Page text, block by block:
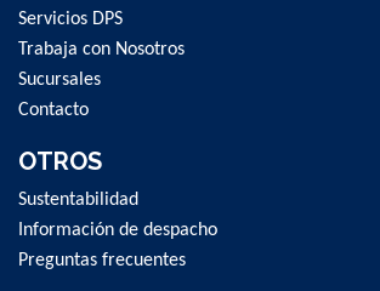
Servicios DPS
Trabaja con Nosotros
Sucursales
Contacto
OTROS
Sustentabilidad
Información de despacho
Preguntas frecuentes